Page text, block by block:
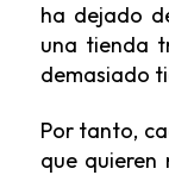
ha dejado
una tienda
demasiado
Por tanto,
que